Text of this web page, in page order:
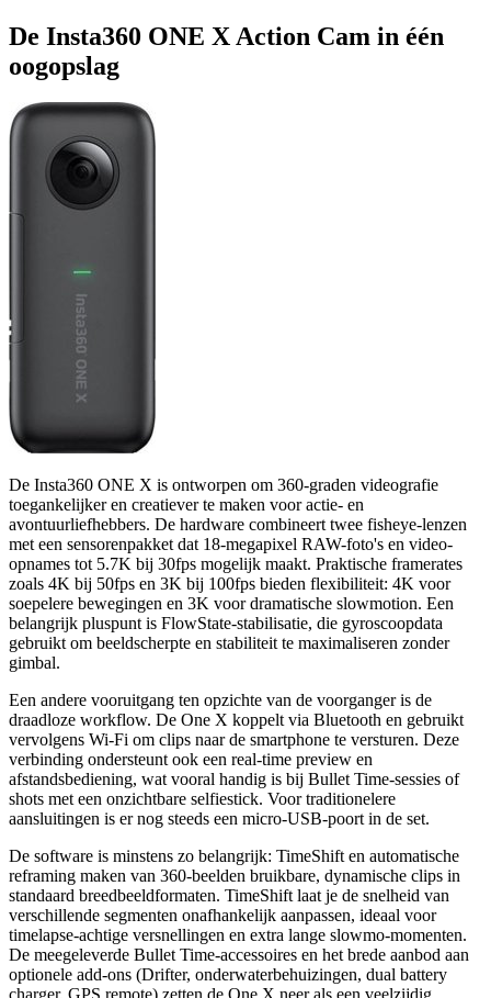
De Insta360 ONE X Action Cam in één
oogopslag
De Insta360 ONE X is ontworpen om 360-graden videografie
toegankelijker en creatiever te maken voor actie- en
avontuurliefhebbers. De hardware combineert twee fisheye-lenzen
met een sensorenpakket dat 18-megapixel RAW-foto's en video-
opnames tot 5.7K bij 30fps mogelijk maakt. Praktische framerates
zoals 4K bij 50fps en 3K bij 100fps bieden flexibiliteit: 4K voor
soepelere bewegingen en 3K voor dramatische slowmotion. Een
belangrijk pluspunt is FlowState-stabilisatie, die gyroscoopdata
gebruikt om beeldscherpte en stabiliteit te maximaliseren zonder
gimbal.
Een andere vooruitgang ten opzichte van de voorganger is de
draadloze workflow. De One X koppelt via Bluetooth en gebruikt
vervolgens Wi-Fi om clips naar de smartphone te versturen. Deze
verbinding ondersteunt ook een real-time preview en
afstandsbediening, wat vooral handig is bij Bullet Time-sessies of
shots met een onzichtbare selfiestick. Voor traditionelere
aansluitingen is er nog steeds een micro-USB-poort in de set.
De software is minstens zo belangrijk: TimeShift en automatische
reframing maken van 360-beelden bruikbare, dynamische clips in
standaard breedbeeldformaten. TimeShift laat je de snelheid van
verschillende segmenten onafhankelijk aanpassen, ideaal voor
timelapse-achtige versnellingen en extra lange slowmo-momenten.
De meegeleverde Bullet Time-accessoires en het brede aanbod aan
optionele add-ons (Drifter, onderwaterbehuizingen, dual battery